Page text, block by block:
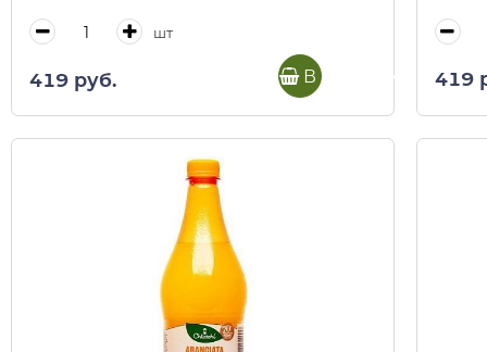
шт
419 руб. В корзину 419